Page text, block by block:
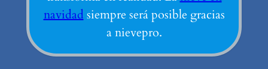
navidad siempre será posible gracias
a nievepro.